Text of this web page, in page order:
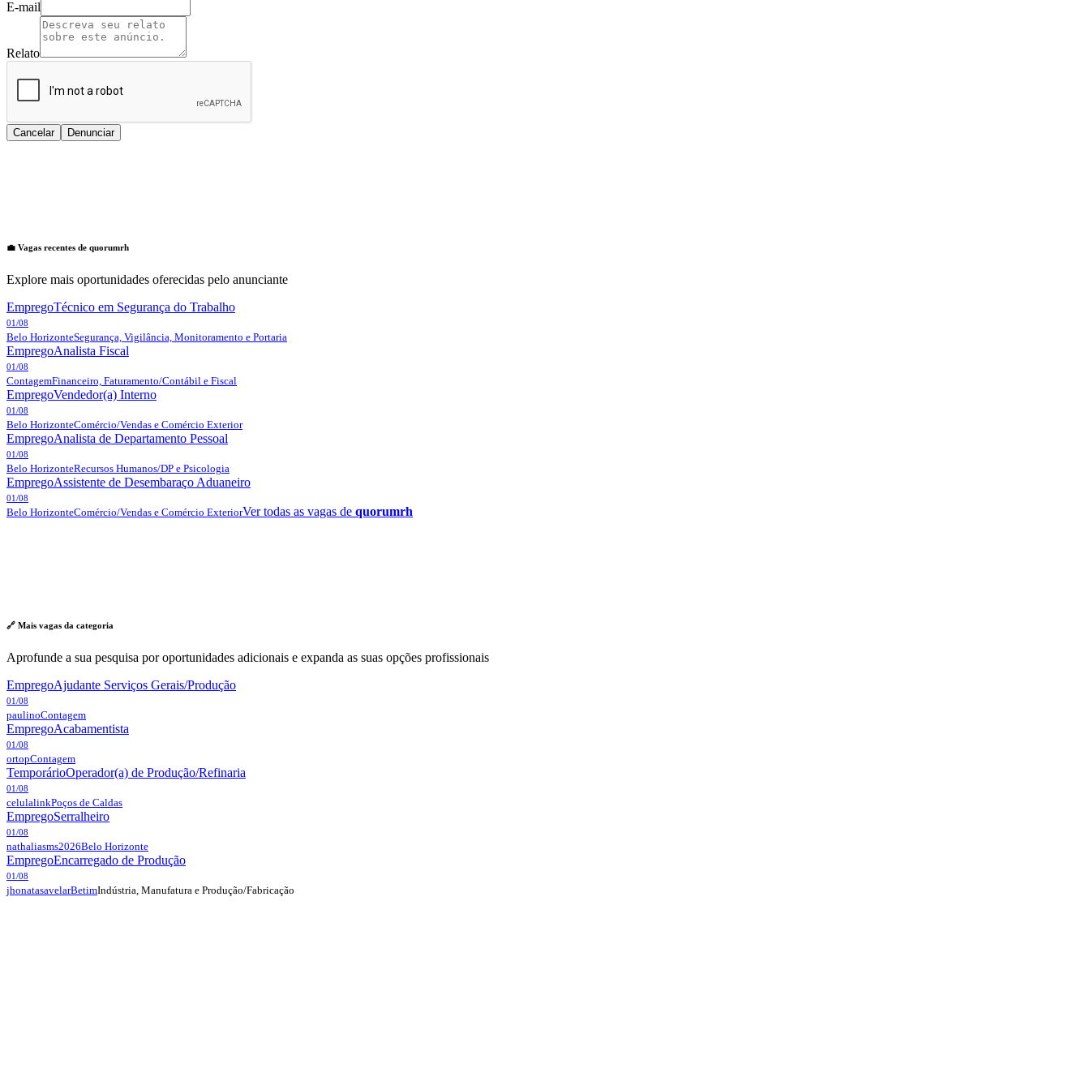
E-mail
Relato
Cancelar Denunciar
💼 Vagas recentes de quorumrh
Explore mais oportunidades oferecidas pelo anunciante
EmpregoTécnico em Segurança do Trabalho
01/08
Belo HorizonteSegurança, Vigilância, Monitoramento e Portaria
EmpregoAnalista Fiscal
01/08
ContagemFinanceiro, Faturamento/Contábil e Fiscal
EmpregoVendedor(a) Interno
01/08
Belo HorizonteComércio/Vendas e Comércio Exterior
EmpregoAnalista de Departamento Pessoal
01/08
Belo HorizonteRecursos Humanos/DP e Psicologia
EmpregoAssistente de Desembaraço Aduaneiro
01/08
Belo HorizonteComércio/Vendas e Comércio ExteriorVer todas as vagas de quorumrh
🔗 Mais vagas da categoria
Aprofunde a sua pesquisa por oportunidades adicionais e expanda as suas opções profissionais
EmpregoAjudante Serviços Gerais/Produção
01/08
paulinoContagem
EmpregoAcabamentista
01/08
ortopContagem
TemporárioOperador(a) de Produção/Refinaria
01/08
celulalinkPoços de Caldas
EmpregoSerralheiro
01/08
nathaliasms2026Belo Horizonte
EmpregoEncarregado de Produção
01/08
jhonatasavelarBetimIndústria, Manufatura e Produção/Fabricação